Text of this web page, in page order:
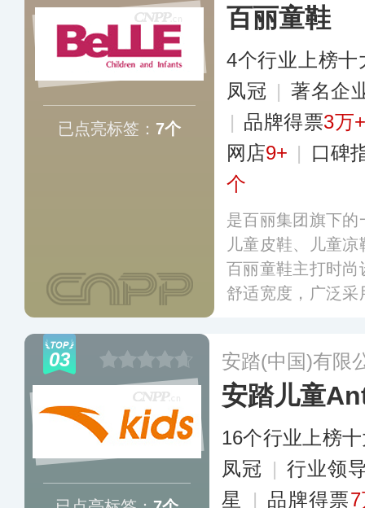
已点亮标签： 7个
百丽童鞋
4个行业上榜十
凤冠 | 著名企
| 品牌得票3万+
网店9+ | 口碑
个
是百丽集团旗下
儿童皮鞋、儿童
百丽童鞋主打时
舒适宽度，广泛
引领童鞋潮流的标
03 安踏(中国)有限
安踏儿童
16个行业上榜
凤冠 | 行业领
星
| 品牌得票